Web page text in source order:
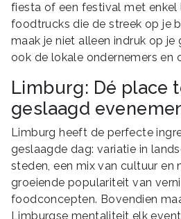
fiesta of een festival met enkel
foodtrucks die de streek op je
maak je niet alleen indruk op je
ook de lokale ondernemers en
Limburg: Dé place
geslaagd
Limburg heeft de perfecte
geslaagde dag: variatie in
steden, een mix van cultuur en
groeiende populariteit van
foodconcepten. Bovendien
Limburgse mentaliteit elk